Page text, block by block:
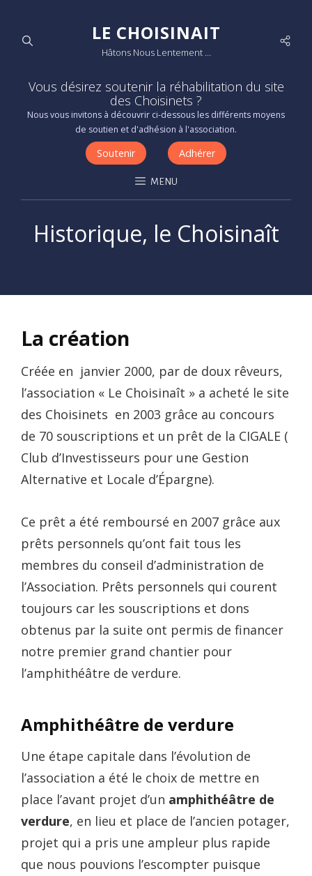
LE CHOISINAIT
Hâtons Nous Lentement …
Vous désirez soutenir la réhabilitation du site
des Choisinets ?
Nous vous invitons à découvrir ci-dessous les différents moyens
de soutien et d'adhésion à l'association.
Soutenir Adhérer
MENU
Historique, le Choisinaît
La création
Créée en janvier 2000, par de doux rêveurs,
l’association « Le Choisinaît » a acheté le site
des Choisinets en 2003 grâce au concours
de 70 souscriptions et un prêt de la CIGALE (
Club d’Investisseurs pour une Gestion
Alternative et Locale d’Épargne).
Ce prêt a été remboursé en 2007 grâce aux
prêts personnels qu’ont fait tous les
membres du conseil d’administration de
l’Association. Prêts personnels qui courent
toujours car les souscriptions et dons
obtenus par la suite ont permis de financer
notre premier grand chantier pour
l’amphithéâtre de verdure.
Amphithéâtre de verdure
Une étape capitale dans l’évolution de
l’association a été le choix de mettre en
place l’avant projet d’un amphithéâtre de
verdure, en lieu et place de l’ancien potager,
projet qui a pris une ampleur plus rapide
que nous pouvions l’escompter puisque